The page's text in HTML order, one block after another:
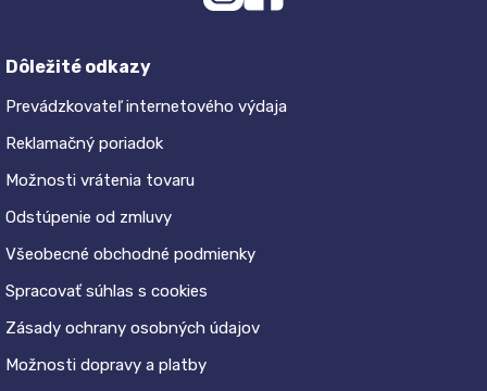
Dôležité odkazy
Prevádzkovateľ internetového výdaja
Reklamačný poriadok
Možnosti vrátenia tovaru
Odstúpenie od zmluvy
Všeobecné obchodné podmienky
Spracovať súhlas s cookies
Zásady ochrany osobných údajov
Možnosti dopravy a platby